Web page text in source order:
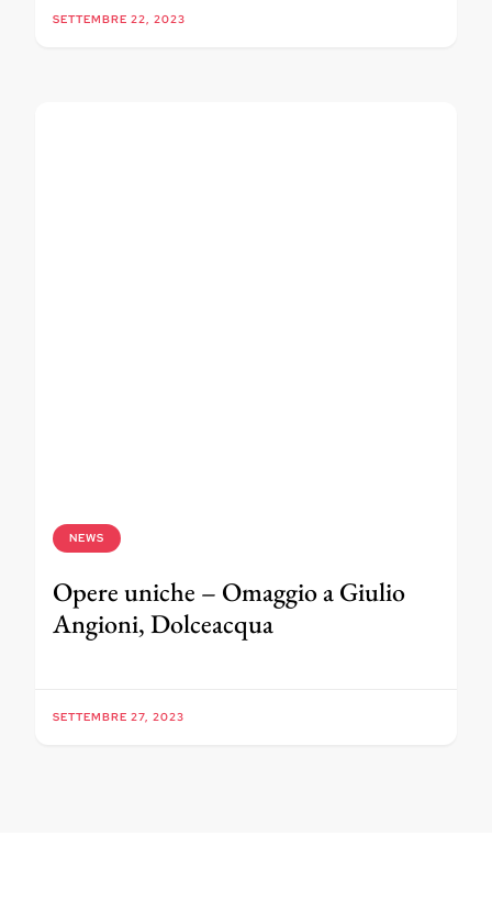
SETTEMBRE 22, 2023
NEWS
Opere uniche – Omaggio a Giulio
Angioni, Dolceacqua
SETTEMBRE 27, 2023